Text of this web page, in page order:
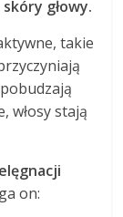
głowy.
takie
włosy stają
on: